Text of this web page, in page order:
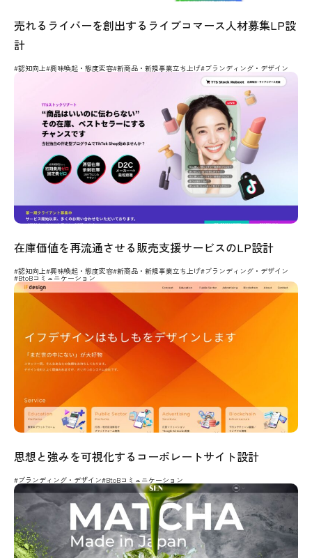
売れるライバーを創出するライブコマース人材募集LP設
計
#認知向上#興味喚起・態度変容#新商品・新規事業立ち上げ#ブランディング・デザイン
在庫価値を再流通させる販売支援サービスのLP設計
#認知向上#興味喚起・態度変容#新商品・新規事業立ち上げ#ブランディング・デザイン
#BtoBコミュニケーション
思想と強みを可視化するコーポレートサイト設計
#ブランディング・デザイン#BtoBコミュニケーション